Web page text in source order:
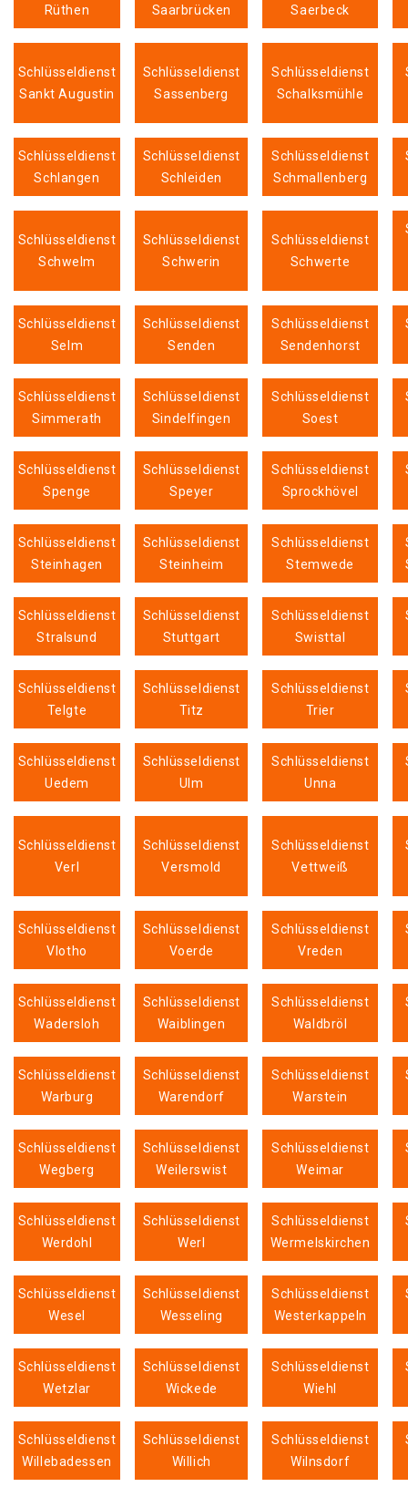
Rüthen Saarbrücken Saerbeck
Schlüsseldienst
Sankt Augustin
Schlüsseldienst
Sassenberg
Schlüsseldienst
Schalksmühle
Schlüsseldienst
Schlangen
Schlüsseldienst
Schleiden
Schlüsseldienst
Schmallenberg
Schlüsseldienst
Schwelm
Schlüsseldienst
Schwerin
Schlüsseldienst
Schwerte
Schlüsseldienst
Selm
Schlüsseldienst
Senden
Schlüsseldienst
Sendenhorst
Schlüsseldienst
Simmerath
Schlüsseldienst
Sindelfingen
Schlüsseldienst
Soest
Schlüsseldienst
Spenge
Schlüsseldienst
Speyer
Schlüsseldienst
Sprockhövel
Schlüsseldienst
Steinhagen
Schlüsseldienst
Steinheim
Schlüsseldienst
Stemwede
Schlüsseldienst
Stralsund
Schlüsseldienst
Stuttgart
Schlüsseldienst
Swisttal
Schlüsseldienst
Telgte
Schlüsseldienst
Titz
Schlüsseldienst
Trier
Schlüsseldienst
Uedem
Schlüsseldienst
Ulm
Schlüsseldienst
Unna
Schlüsseldienst
Verl
Schlüsseldienst
Versmold
Schlüsseldienst
Vettweiß
Schlüsseldienst
Vlotho
Schlüsseldienst
Voerde
Schlüsseldienst
Vreden
Schlüsseldienst
Wadersloh
Schlüsseldienst
Waiblingen
Schlüsseldienst
Waldbröl
Schlüsseldienst
Warburg
Schlüsseldienst
Warendorf
Schlüsseldienst
Warstein
Schlüsseldienst
Wegberg
Schlüsseldienst
Weilerswist
Schlüsseldienst
Weimar
Schlüsseldienst
Werdohl
Schlüsseldienst
Werl
Schlüsseldienst
Wermelskirchen
Schlüsseldienst
Wesel
Schlüsseldienst
Wesseling
Schlüsseldienst
Westerkappeln
Schlüsseldienst
Wetzlar
Schlüsseldienst
Wickede
Schlüsseldienst
Wiehl
Schlüsseldienst
Willebadessen
Schlüsseldienst
Willich
Schlüsseldienst
Wilnsdorf